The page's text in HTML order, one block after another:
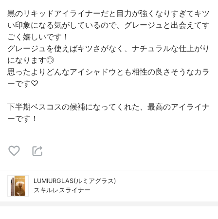
黒のリキッドアイライナーだと目力が強くなりすぎてキツ
い印象になる気がしているので、グレージュと出会えてす
ごく嬉しいです！
グレージュを使えばキツさがなく、ナチュラルな仕上がり
になります◎
思ったよりどんなアイシャドウとも相性の良さそうなカラ
ーです♡
下半期ベスコスの候補になってくれた、最高のアイライナ
ーです！
LUMIURGLAS(ルミアグラス)
スキルレスライナー